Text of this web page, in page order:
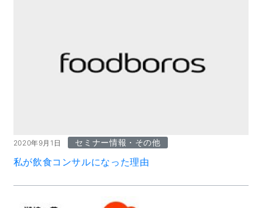
2020年9月1日 セミナー情報・その他
私が飲食コンサルになった理由